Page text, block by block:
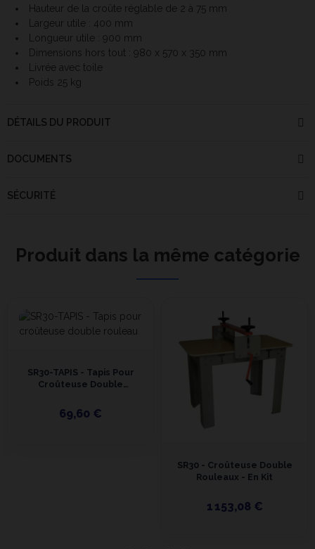
Hauteur de la croûte réglable de 2 à 75 mm
Largeur utile : 400 mm
Longueur utile : 900 mm
Dimensions hors tout : 980 x 570 x 350 mm
Livrée avec toile
Poids 25 kg
DÉTAILS DU PRODUIT
DOCUMENTS
SÉCURITÉ
Produit dans la même catégorie
SR30-TAPIS - Tapis Pour
Croûteuse Double
69,60 €
SR30 - Croûteuse Double
Rouleaux - En Kit
1 153,08 €